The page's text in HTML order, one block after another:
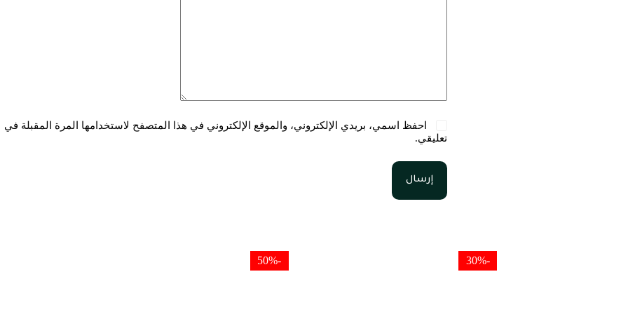
احفظ اسمي، بريدي الإلكتروني، والموقع الإلكتروني في هذا المتصفح لاستخدامها المرة المقبلة في
تعليقي.
إرسال
-30%
-50%